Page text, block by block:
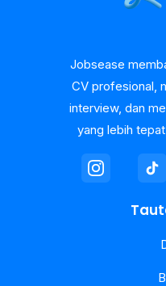
Jobsease
CV profesional,
interview, dan
yang lebih